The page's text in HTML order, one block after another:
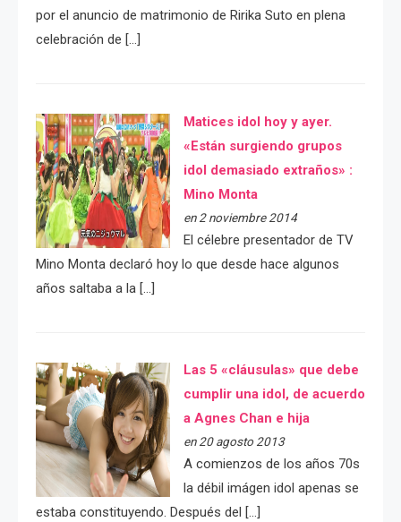
por el anuncio de matrimonio de Ririka Suto en plena
celebración de […]
Matices idol hoy y ayer.
«Están surgiendo grupos
idol demasiado extraños» :
Mino Monta
en 2 noviembre 2014
El célebre presentador de TV
Mino Monta declaró hoy lo que desde hace algunos
años saltaba a la […]
Las 5 «cláusulas» que debe
cumplir una idol, de acuerdo
a Agnes Chan e hija
en 20 agosto 2013
A comienzos de los años 70s
la débil imágen idol apenas se
estaba constituyendo. Después del […]